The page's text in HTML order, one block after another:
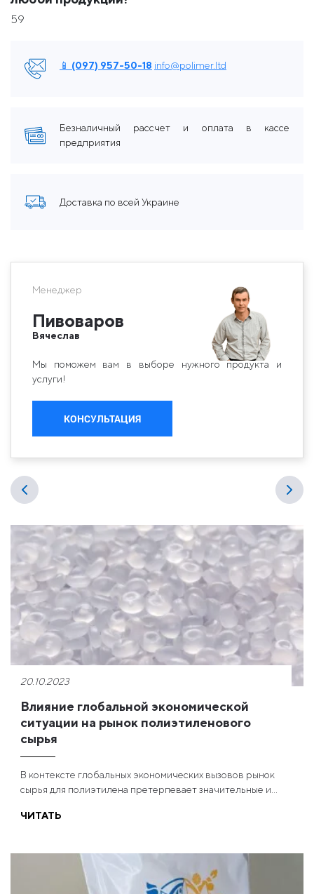
59
📱 (097) 957-50-18 info@polimer.ltd
Безналичный рассчет и оплата в кассе
предприятия
Доставка по всей Украине
Менеджер
Пивоваров
Вячеслав
Мы поможем вам в выборе нужного продукта и
услуги!
КОНСУЛЬТАЦИЯ
20.10.2023
Влияние глобальной экономической
ситуации на рынок полиэтиленового
сырья
В контексте глобальных экономических вызовов рынок
сырья для полиэтилена претерпевает значительные и...
ЧИТАТЬ